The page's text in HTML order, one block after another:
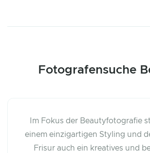
Fotografensuche
Im Fokus der Beautyfotografie
einem einzigartigen Styling und
Frisur auch ein kreatives und